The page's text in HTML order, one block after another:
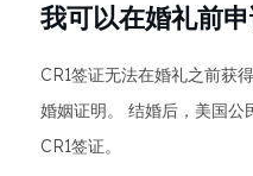
我可以在婚礼前
CR1签证无法在婚礼之前获
婚姻证明。 结婚后，美国公
CR1签证。